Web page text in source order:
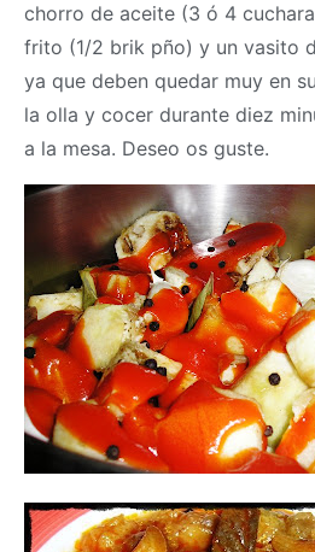
chorro de aceite (3 ó 4
frito (1/2 brik pño) y un vasito
ya que deben quedar muy en
la olla y cocer durante diez
a la mesa. Deseo os guste.